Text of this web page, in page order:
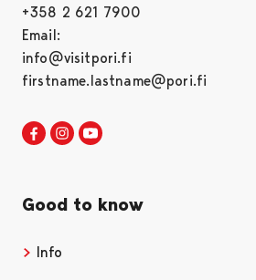
+358 2 621 7900
Email:
info@visitpori.fi
firstname.lastname@pori.fi
Visit Pori in Facebook
Opens in a new tab
Visit Pori in Instagram
Opens in a new tab
Good to know
Info